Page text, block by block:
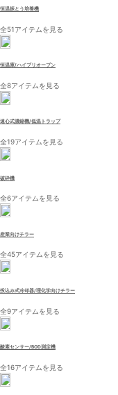
恒温振とう培養機
全51アイテムを見る
恒温庫/ハイブリオーブン
全8アイテムを見る
遠心式濃縮機/低温トラップ
全19アイテムを見る
破砕機
全6アイテムを見る
産業向けチラー
全45アイテムを見る
投込み式冷却器/理化学向けチラー
全9アイテムを見る
酸素センサー/BOD測定機
全16アイテムを見る